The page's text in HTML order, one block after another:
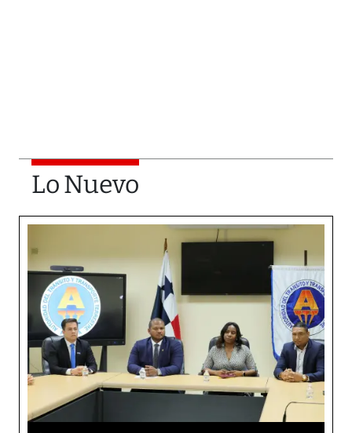
Lo Nuevo